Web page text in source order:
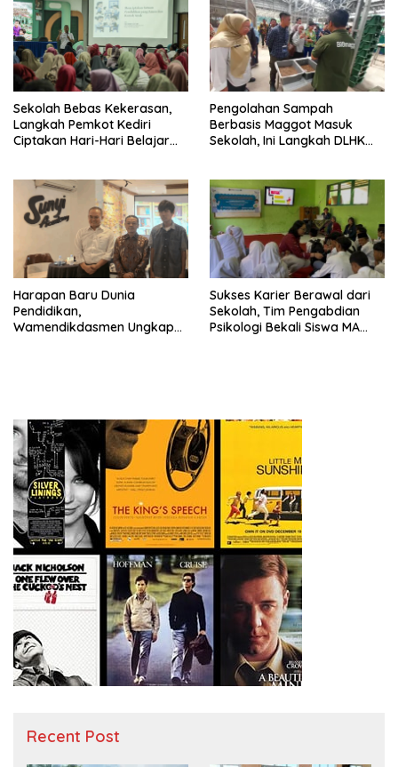
Sekolah Bebas Kekerasan,
Langkah Pemkot Kediri
Ciptakan Hari-Hari Belajar
Pengolahan Sampah
Berbasis Maggot Masuk
Sekolah, Ini Langkah DLHK
Harapan Baru Dunia
Pendidikan,
Wamendikdasmen Ungkap
Sukses Karier Berawal dari
Sekolah, Tim Pengabdian
Psikologi Bekali Siswa MA
Recent Post